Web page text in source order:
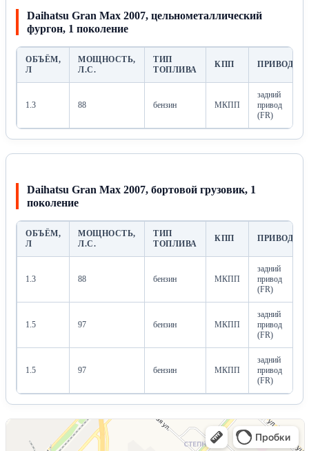
Daihatsu Gran Max 2007, цельнометаллический
фургон, 1 поколение
ОБЪЁМ,
Л
МОЩНОСТЬ,
Л.С.
ТИП
ТОПЛИВА
КПП ПРИВОД
1.3 88 бензин МКПП
задний
привод
(FR)
Daihatsu Gran Max 2007, бортовой грузовик, 1
поколение
ОБЪЁМ,
Л
МОЩНОСТЬ,
Л.С.
ТИП
ТОПЛИВА
КПП ПРИВОД
1.3 88 бензин МКПП
задний
привод
(FR)
1.5 97 бензин МКПП
задний
привод
(FR)
1.5 97 бензин МКПП
задний
привод
(FR)